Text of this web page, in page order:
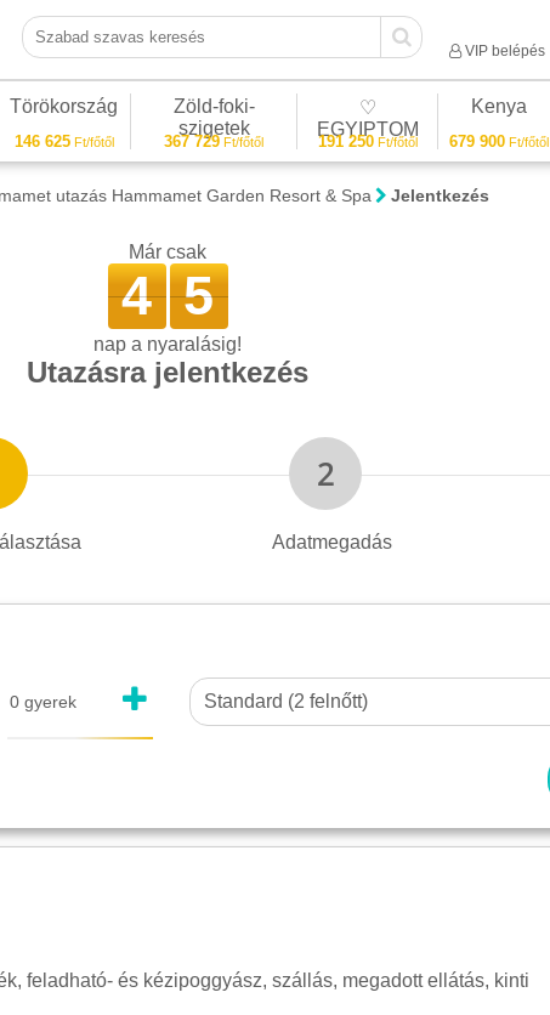
Szabad szavas keresés
VIP belépés
Törökország
146 625Ft/főtől
Zöld-foki-
szigetek
367 729 Ft/főtől
♡
EGYIPTOM
191 250Ft/főtől
Kenya
679 900Ft/főtől
utazás Hammamet Garden Resort & Spa Jelentkezés
Már csak
4 5
nap a nyaralásig!
Utazásra jelentkezés
Adatmegadás
feladható- és kézipoggyász, szállás, megadott ellátás, kinti